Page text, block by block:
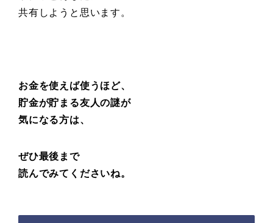
共有しようと思います。
お金を使えば使うほど、
貯金が貯まる友人の謎が
気になる方は、
ぜひ最後まで
読んでみてくださいね。